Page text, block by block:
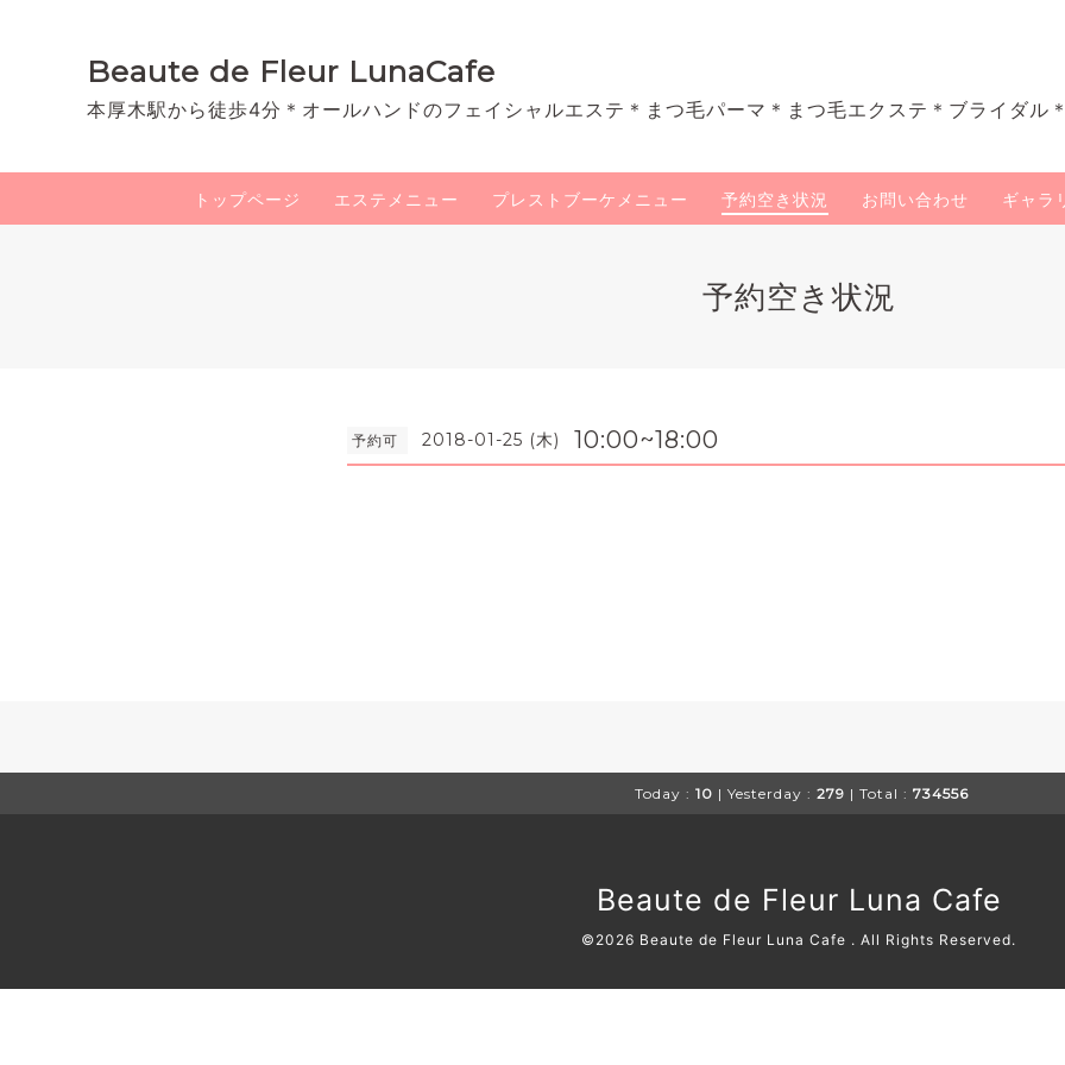
Beaute de Fleur LunaCafe
本厚木駅から徒歩4分＊オールハンドのフェイシャルエステ＊まつ毛パーマ＊まつ毛エクステ＊ブライダル
トップページ エステメニュー プレストブーケメニュー 予約空き状況 お問い合わせ ギャラ
予約空き状況
予約可 2018-01-25 (木) 10:00~18:00
Today : 10 | Yesterday : 279 | Total : 734556
Beaute de Fleur Luna Cafe
©2026 Beaute de Fleur Luna Cafe . All Rights Reserved.